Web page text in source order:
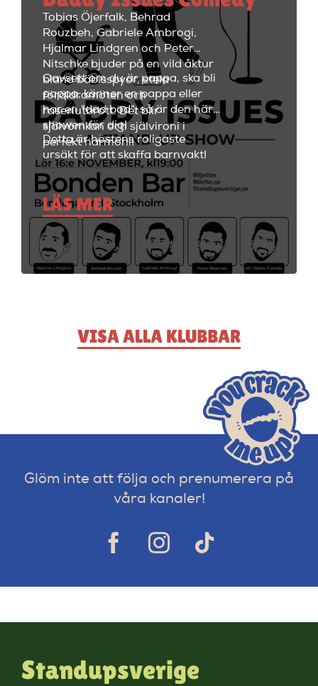
restaurangdelen med ett stort
utbud av fantastiska cocktails
och fräscha drinkar.
Tobias Öjerfalk, Behrad
Rouzbeh, Gabriele Ambrogi,
Hjalmar Lindgren och Peter
Nitschke bjuder på en vild åktur
bland bäbisspyor, stela
föräldramöten och
raseriutbrott. Det blir
självömkan och självironi i
perfekt harmoni!
Oavsett om du är pappa, ska bli
pappa, känner en pappa eller
har en "dad bod", så är den här
showen för dig!
Detta är höstens roligaste
ursäkt för att skaffa barnvakt!
LÄS MER
VISA ALLA KLUBBAR
Glöm inte att följa och prenumerera på
våra kanaler!
Standupsverige